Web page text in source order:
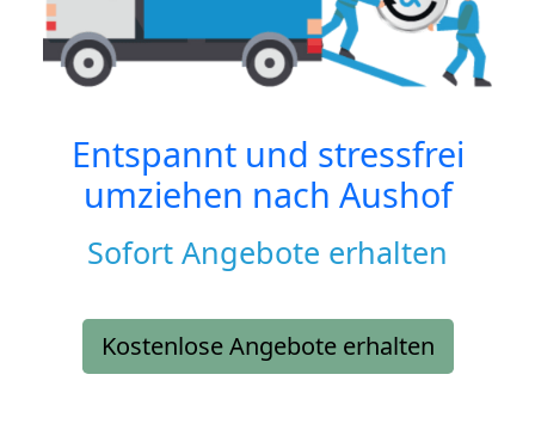
Entspannt und stressfrei
umziehen nach Aushof
Sofort Angebote erhalten
Kostenlose Angebote erhalten